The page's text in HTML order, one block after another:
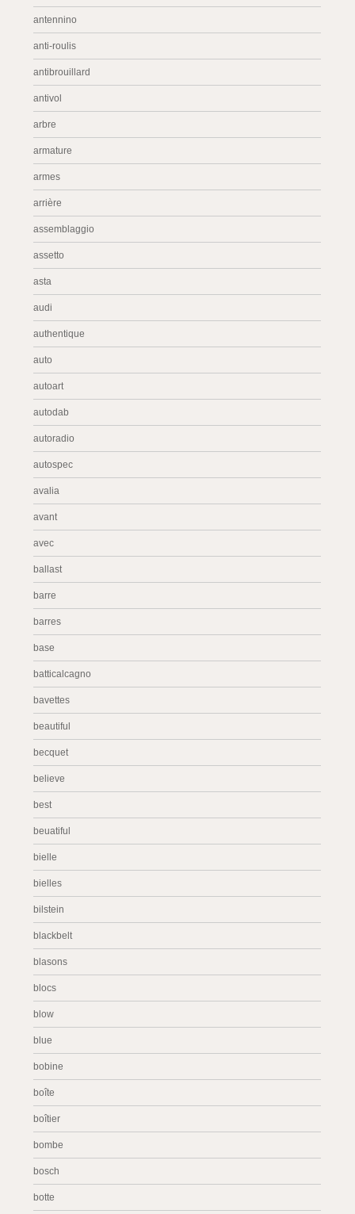
antennino
anti-roulis
antibrouillard
antivol
arbre
armature
armes
arrière
assemblaggio
assetto
asta
audi
authentique
auto
autoart
autodab
autoradio
autospec
avalia
avant
avec
ballast
barre
barres
base
batticalcagno
bavettes
beautiful
becquet
believe
best
beuatiful
bielle
bielles
bilstein
blackbelt
blasons
blocs
blow
blue
bobine
boîte
boîtier
bombe
bosch
botte